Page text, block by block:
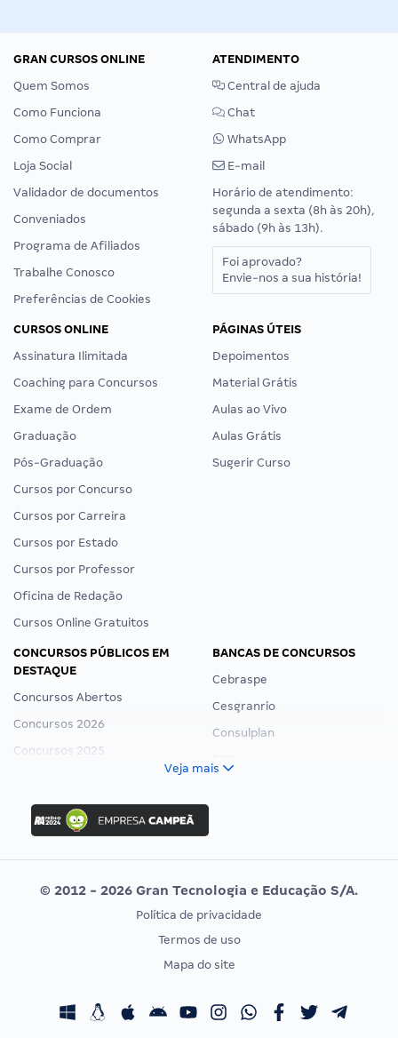
GRAN CURSOS ONLINE
Quem Somos
Como Funciona
Como Comprar
Loja Social
Validador de documentos
Conveniados
Programa de Afiliados
Trabalhe Conosco
Preferências de Cookies
ATENDIMENTO
Central de ajuda
Chat
WhatsApp
E-mail
Horário de atendimento:
segunda a sexta (8h às 20h),
sábado (9h às 13h).
Foi aprovado?
Envie-nos a sua história!
CURSOS ONLINE
Assinatura Ilimitada
Coaching para Concursos
Exame de Ordem
Graduação
Pós-Graduação
Cursos por Concurso
Cursos por Carreira
Cursos por Estado
Cursos por Professor
Oficina de Redação
Cursos Online Gratuitos
PÁGINAS ÚTEIS
Depoimentos
Material Grátis
Aulas ao Vivo
Aulas Grátis
Sugerir Curso
CONCURSOS PÚBLICOS EM
DESTAQUE
Concursos Abertos
Concursos 2026
Concursos 2025
Concurso Ibama
Concurso MPU
Editais publicados
BANCAS DE CONCURSOS
Cebraspe
Cesgranrio
Consulplan
Vunesp
CONCURSOS POR PROFISSÃO
Concursos Fiscais
EXAME DE ORDEM
Calendário OAB
Veja mais
© 2012 - 2026 Gran Tecnologia e Educação S/A.
Política de privacidade
Termos de uso
Mapa do site